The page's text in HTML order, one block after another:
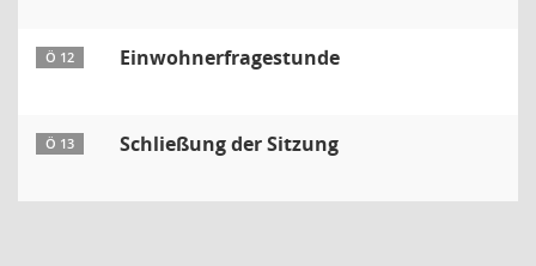
Ö 12 Einwohnerfragestunde
Ö 13 Schließung der Sitzung